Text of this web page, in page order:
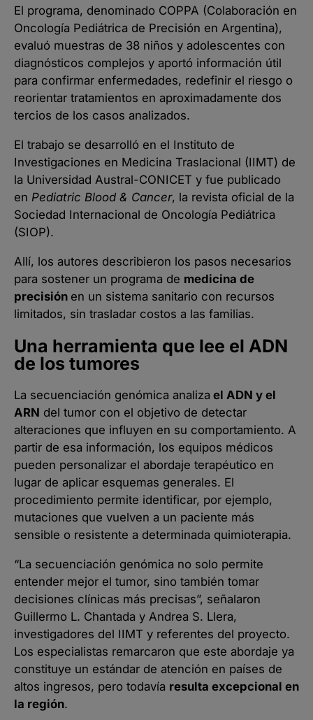
El programa, denominado COPPA (Colaboración en
Oncología Pediátrica de Precisión en Argentina),
evaluó muestras de 38 niños y adolescentes con
diagnósticos complejos y aportó información útil
para confirmar enfermedades, redefinir el riesgo o
reorientar tratamientos en aproximadamente dos
tercios de los casos analizados.
El trabajo se desarrolló en el Instituto de
Investigaciones en Medicina Traslacional (IIMT) de
la Universidad Austral-CONICET y fue publicado
en Pediatric Blood & Cancer, la revista oficial de la
Sociedad Internacional de Oncología Pediátrica
(SIOP).
Allí, los autores describieron los pasos necesarios
para sostener un programa de medicina de
precisión en un sistema sanitario con recursos
limitados, sin trasladar costos a las familias.
Una herramienta que lee el ADN
de los tumores
La secuenciación genómica analiza el ADN y el
ARN del tumor con el objetivo de detectar
alteraciones que influyen en su comportamiento. A
partir de esa información, los equipos médicos
pueden personalizar el abordaje terapéutico en
lugar de aplicar esquemas generales. El
procedimiento permite identificar, por ejemplo,
mutaciones que vuelven a un paciente más
sensible o resistente a determinada quimioterapia.
“La secuenciación genómica no solo permite
entender mejor el tumor, sino también tomar
decisiones clínicas más precisas”, señalaron
Guillermo L. Chantada y Andrea S. Llera,
investigadores del IIMT y referentes del proyecto.
Los especialistas remarcaron que este abordaje ya
constituye un estándar de atención en países de
altos ingresos, pero todavía resulta excepcional en
la región.